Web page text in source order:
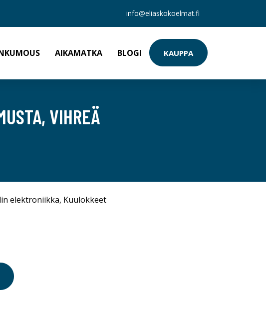
info@eliaskokoelmat.fi
AIKAMATKA BLOGI KAUPPA
VIHREÄ
elektroniikka, Kuulokkeet